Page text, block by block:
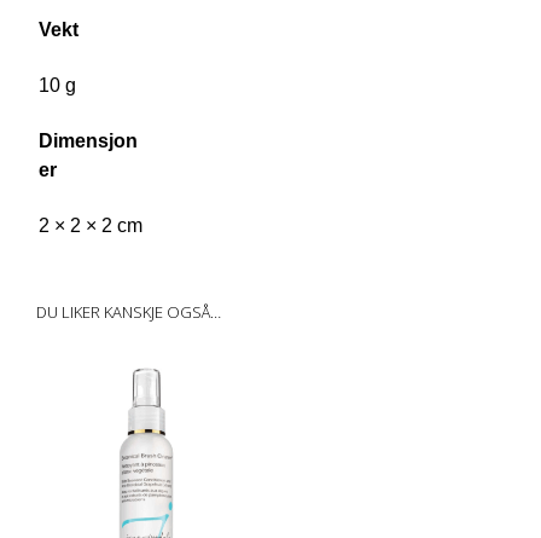
Vekt
10 g
Dimensjon
er
2 × 2 × 2 cm
DU LIKER KANSKJE OGSÅ…